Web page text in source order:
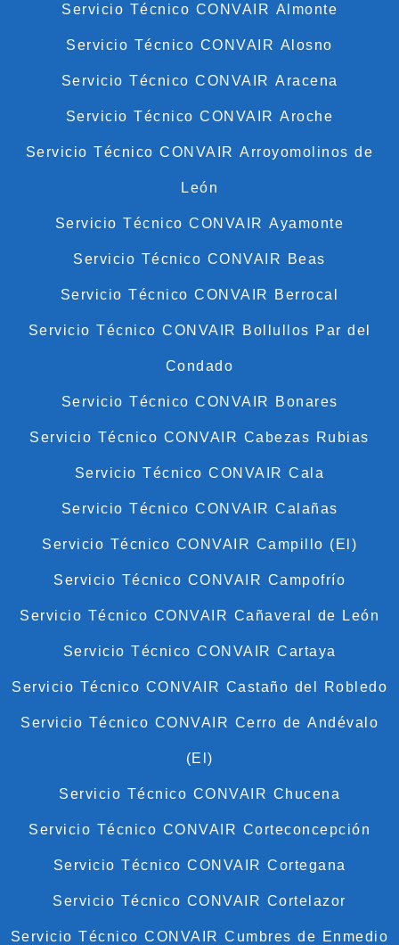
Servicio Técnico CONVAIR Almonte
Servicio Técnico CONVAIR Alosno
Servicio Técnico CONVAIR Aracena
Servicio Técnico CONVAIR Aroche
Servicio Técnico CONVAIR Arroyomolinos de
León
Servicio Técnico CONVAIR Ayamonte
Servicio Técnico CONVAIR Beas
Servicio Técnico CONVAIR Berrocal
Servicio Técnico CONVAIR Bollullos Par del
Condado
Servicio Técnico CONVAIR Bonares
Servicio Técnico CONVAIR Cabezas Rubias
Servicio Técnico CONVAIR Cala
Servicio Técnico CONVAIR Calañas
Servicio Técnico CONVAIR Campillo (El)
Servicio Técnico CONVAIR Campofrío
Servicio Técnico CONVAIR Cañaveral de León
Servicio Técnico CONVAIR Cartaya
Servicio Técnico CONVAIR Castaño del Robledo
Servicio Técnico CONVAIR Cerro de Andévalo
(El)
Servicio Técnico CONVAIR Chucena
Servicio Técnico CONVAIR Corteconcepción
Servicio Técnico CONVAIR Cortegana
Servicio Técnico CONVAIR Cortelazor
Servicio Técnico CONVAIR Cumbres de Enmedio